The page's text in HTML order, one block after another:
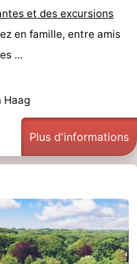
et des excursions
en famille, entre amis
...
Haag
Plus d'informations